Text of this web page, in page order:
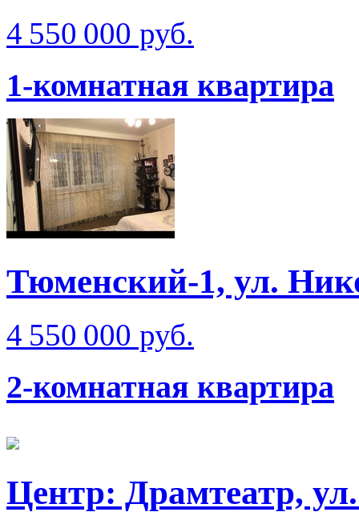
4 550 000 руб.
1-комнатная квартира
Тюменский-1, ул.
4 550 000 руб.
2-комнатная квартира
Центр: Драмтеатр,